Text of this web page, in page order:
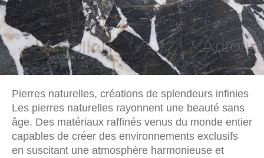
Pierres naturelles, créations de splendeurs infinies
Les pierres naturelles rayonnent une beauté sans
âge. Des matériaux raffinés venus du monde entier
capables de créer des environnements exclusifs
en suscitant une atmosphère harmonieuse et